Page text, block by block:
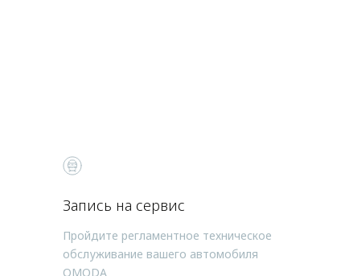
Запись на сервис
Пройдите регламентное техническое
обслуживание вашего автомобиля
OMODA